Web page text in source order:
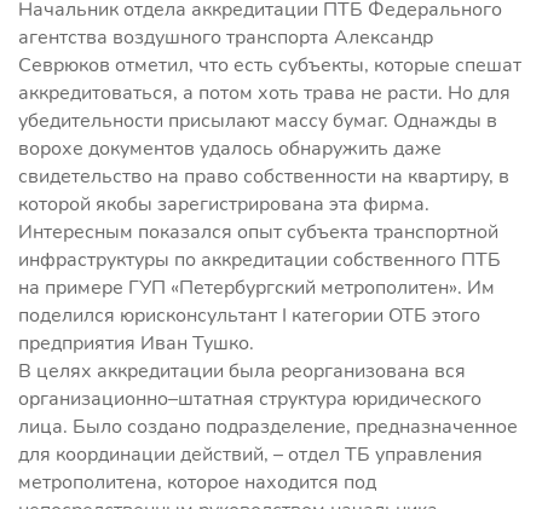
Начальник отдела аккредитации ПТБ Федерального
агентства воздушного транспорта Александр
Севрюков отметил, что есть субъекты, которые спешат
аккредитоваться, а потом хоть трава не расти. Но для
убедительности присылают массу бумаг. Однажды в
ворохе документов удалось обнаружить даже
свидетельство на право собственности на квартиру, в
которой якобы зарегистрирована эта фирма.
Интересным показался опыт субъекта транспортной
инфраструктуры по аккредитации собственного ПТБ
на примере ГУП «Петербургский метрополитен». Им
поделился юрисконсультант I категории ОТБ этого
предприятия Иван Тушко.
В целях аккредитации была реорганизована вся
организационно–штатная структура юридического
лица. Было создано подразделение, предназначенное
для координации действий, – отдел ТБ управления
метрополитена, которое находится под